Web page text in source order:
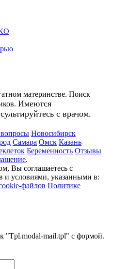
материнстве. Поиск
Имеются
с врачом.
Новосибирск
Самара Омск Казань
Беременность Отзывы
.
Вы соглашаетесь с
и условиями, указанными в:
файлов Политике
"Tpl.modal-mail.tpl" с формой.